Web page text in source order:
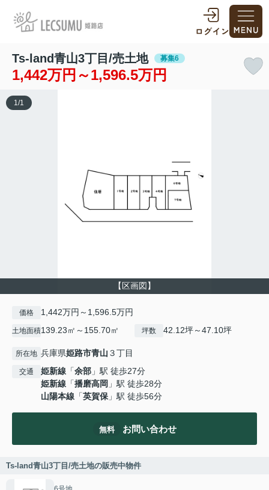
Ts-land青山3丁目/売土地 募集6
1,442万円～1,596.5万円
【区画図】
1 /1
価格 1,442万円～1,596.5万円
土地面積139.23㎡～155.70㎡ 坪数 42.12坪～47.10坪
所在地 兵庫県姫路市青山 ３丁目
交通 姫新線 「余部 」駅 徒歩27分
姫新線 「播磨高岡 」駅 徒歩28分
山陽本線 「英賀保 」駅 徒歩56分
無料 お問い合わせ
Ts-land青山3丁目/売土地の販売中物件